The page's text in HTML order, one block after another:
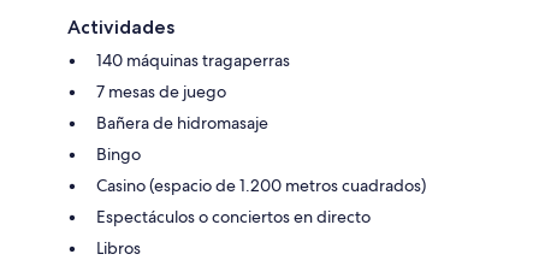
Actividades
140 máquinas tragaperras
7 mesas de juego
Bañera de hidromasaje
Bingo
Casino (espacio de 1.200 metros cuadrados)
Espectáculos o conciertos en directo
Libros